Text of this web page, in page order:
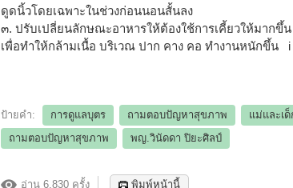
ดูดนิ้วโดยเฉพาะในช่วงก่อนนอนสั้นลง
๓. ปรับเปลี่ยนลักษณะอาหารให้ต้องใช้การเคี้ยวให้มากขึ้
เพื่อทำให้กล้ามเนื้อ บริเวณ ปาก คาง คอ ทำงานหนักขึ้น i
ป้ายคำ: การดูแลบุตร ถามตอบปัญหาสุขภาพ แม่และเด็
ถามตอบปัญหาสุขภาพ
พญ.วินัดดา ปิยะศิลป์
อ่าน 6,830 ครั้ง พิมพ์หน้านี้